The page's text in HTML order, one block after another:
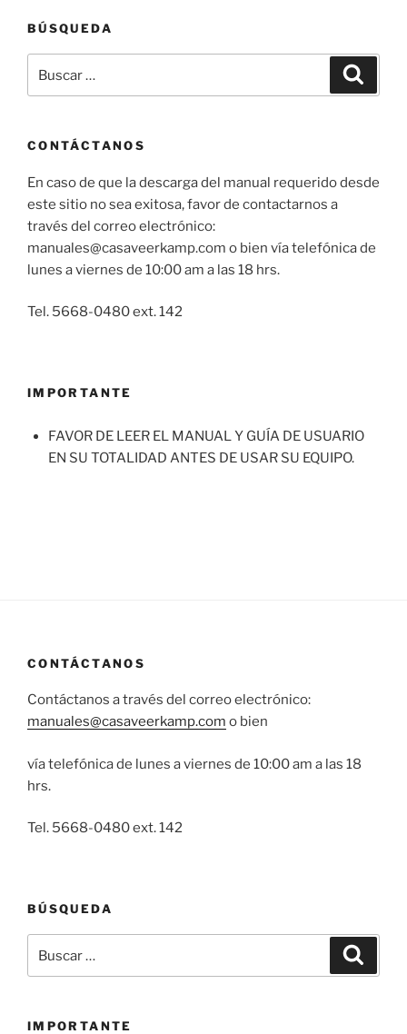
BÚSQUEDA
por:
CONTÁCTANOS
En caso de que la descarga del manual requerido desde
este sitio no sea exitosa, favor de contactarnos a
través del correo electrónico:
manuales@casaveerkamp.com o bien vía telefónica de
lunes a viernes de 10:00 am a las 18 hrs.
Tel. 5668-0480 ext. 142
IMPORTANTE
FAVOR DE LEER EL MANUAL Y GUÍA DE USUARIO
EN SU TOTALIDAD ANTES DE USAR SU EQUIPO.
CONTÁCTANOS
Contáctanos a través del correo electrónico:
manuales@casaveerkamp.com o bien
vía telefónica de lunes a viernes de 10:00 am a las 18
hrs.
Tel. 5668-0480 ext. 142
BÚSQUEDA
por:
IMPORTANTE